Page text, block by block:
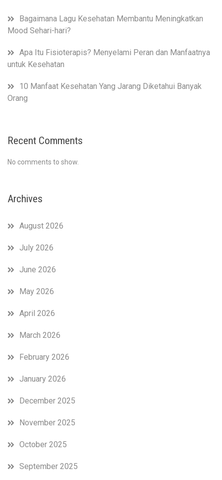
Bagaimana Lagu Kesehatan Membantu Meningkatkan
Mood Sehari-hari?
Apa Itu Fisioterapis? Menyelami Peran dan Manfaatnya
untuk Kesehatan
10 Manfaat Kesehatan Yang Jarang Diketahui Banyak
Orang
Recent Comments
No comments to show.
Archives
August 2026
July 2026
June 2026
May 2026
April 2026
March 2026
February 2026
January 2026
December 2025
November 2025
October 2025
September 2025